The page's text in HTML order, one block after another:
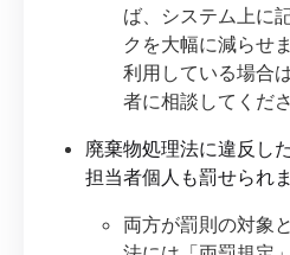
ば、システム上に
クを大幅に減らせ
利用している場合
者に相談してくださ
廃棄物処理法に違反し
担当者個人も罰せられ
両方が罰則の対象